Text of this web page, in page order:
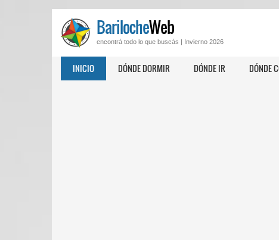
BarilocheWeb
encontrá todo lo que buscás | Invierno 2026
INICIO DÓNDE DORMIR DÓNDE IR DÓNDE